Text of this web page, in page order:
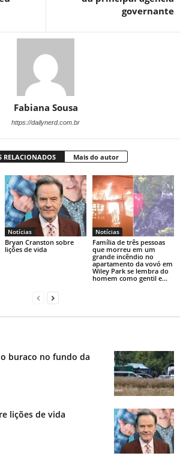
governante
Fabiana Sousa
https://dailynerd.com.br
RELACIONADOS Mais do autor
Notícias
Bryan Cranston sobre
lições de vida
Notícias
Família de três pessoas
que morreu em um
grande incêndio no
apartamento da vovó em
Wiley Park se lembra do
homem como gentil e...
buraco no fundo da
lições de vida